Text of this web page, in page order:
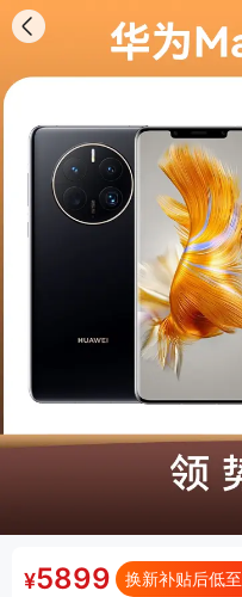
¥5899 换新补贴后低至